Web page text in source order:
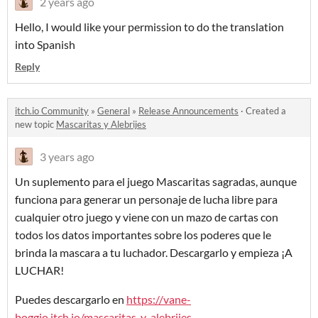
Hello, I would like your permission to do the translation
into Spanish
Reply
itch.io Community » General » Release Announcements · Created a
new topic Mascaritas y Alebrijes
3 years ago
Un suplemento para el juego Mascaritas sagradas, aunque
funciona para generar un personaje de lucha libre para
cualquier otro juego y viene con un mazo de cartas con
todos los datos importantes sobre los poderes que le
brinda la mascara a tu luchador. Descargarlo y empieza ¡A
LUCHAR!
Puedes descargarlo en https://vane-